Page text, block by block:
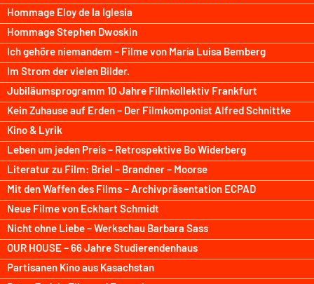
Hommage Eloy de la Iglesia
Hommage Stephen Dwoskin
Ich gehöre niemandem – Filme von María Luisa Bemberg
Im Strom der vielen Bilder.
Jubiläumsprogramm 10 Jahre Filmkollektiv Frankfurt
Kein Zuhause auf Erden – Der Filmkomponist Alfred Schnittke
Kino & Lyrik
Leben um jeden Preis – Retrospektive Bo Widerberg
Literatur zu Film: Briel – Brandner – Moorse
Mit den Waffen des Films – Archivpräsentation ECPAD
Neue Filme von Eckhart Schmidt
Nicht ohne Liebe – Werkschau Barbara Sass
OUR HOUSE – 66 Jahre Studierendenhaus
Partisanen Kino aus Kasachstan